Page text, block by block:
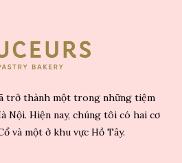
trở thành một trong những tiệm
Nội. Hiện nay, chúng tôi có hai cơ
và một ở khu vực Hồ Tây.